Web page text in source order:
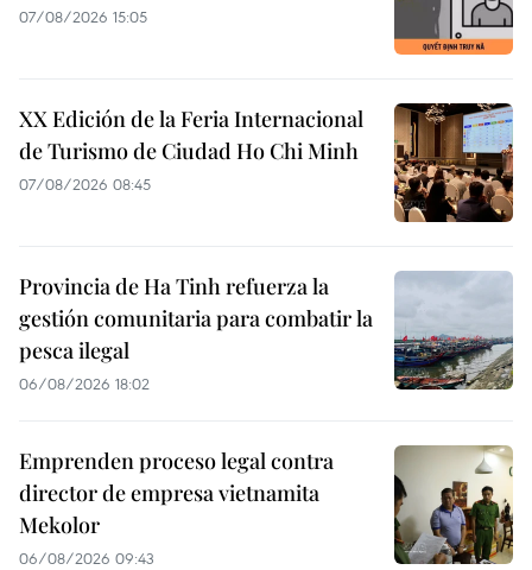
07/08/2026 15:05
XX Edición de la Feria Internacional
de Turismo de Ciudad Ho Chi Minh
07/08/2026 08:45
Provincia de Ha Tinh refuerza la
gestión comunitaria para combatir la
pesca ilegal
06/08/2026 18:02
Emprenden proceso legal contra
director de empresa vietnamita
Mekolor
06/08/2026 09:43